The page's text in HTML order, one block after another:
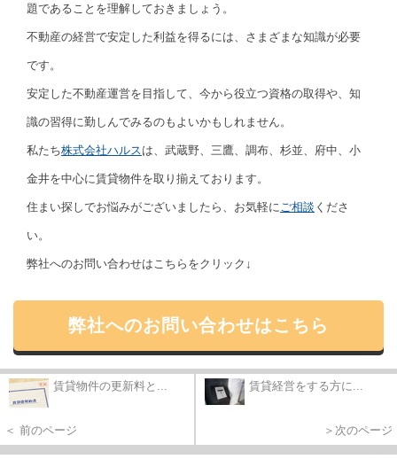
題であることを理解しておきましょう。
不動産の経営で安定した利益を得るには、さまざまな知識が必要
です。
安定した不動産運営を目指して、今から役立つ資格の取得や、知
識の習得に勤しんでみるのもよいかもしれません。
私たち株式会社ハルスは、武蔵野、三鷹、調布、杉並、府中、小
金井を中心に賃貸物件を取り揃えております。
住まい探しでお悩みがございましたら、お気軽にご相談 くださ
い。
弊社へのお問い合わせはこちらをクリック↓
弊社へのお問い合わせはこちら
賃貸物件の更新料と...
＜ 前のページ
賃貸経営をする方に...
＞次のページ